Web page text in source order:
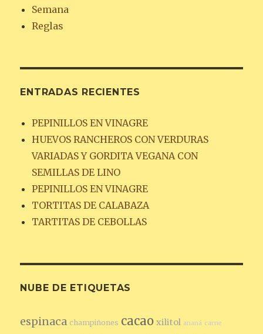
Semana
Reglas
ENTRADAS RECIENTES
PEPINILLOS EN VINAGRE
HUEVOS RANCHEROS CON VERDURAS
VARIADAS Y GORDITA VEGANA CON
SEMILLAS DE LINO
PEPINILLOS EN VINAGRE
TORTITAS DE CALABAZA
TARTITAS DE CEBOLLAS
NUBE DE ETIQUETAS
espinaca champiñones cacao xilitol ananá carne